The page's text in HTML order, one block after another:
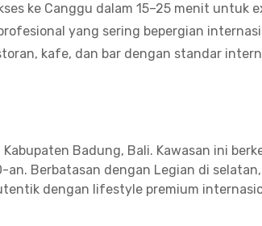
ke Canggu dalam 15–25 menit untuk
yang sering bepergian
kafe, dan bar dengan standar
Badung, Bali. Kawasan ini
Berbatasan dengan Legian di
dengan lifestyle premium